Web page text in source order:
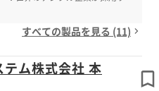
すべての製品を見る (11)
ム株式会社 本